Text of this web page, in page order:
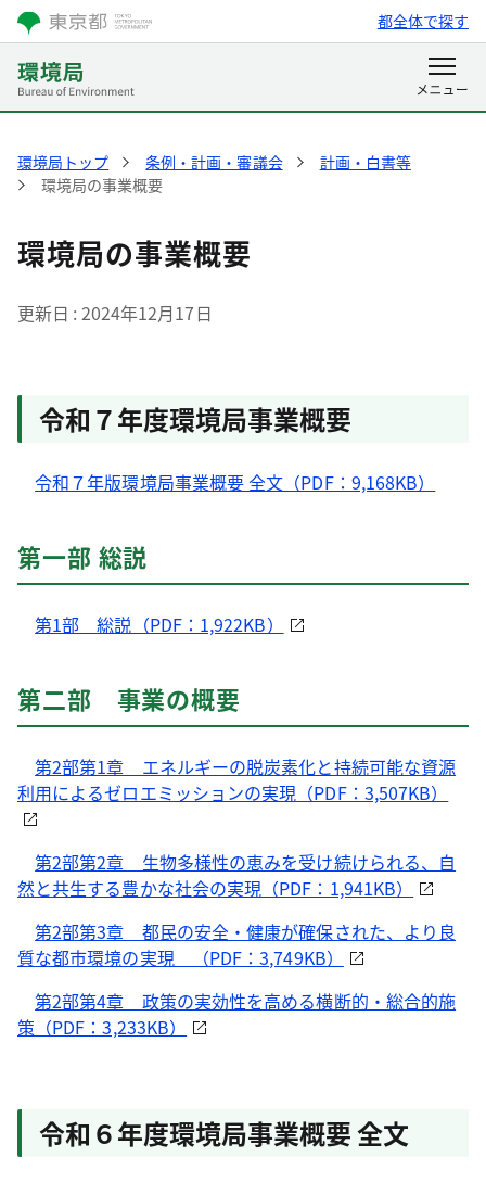
都全体で探す
環境局トップ 条例・計画・審議会
計画・白書等
環境局の事業概要
環境局の事業概要
更新日 2024年12月17日
令和７年度環境局事業概要
令和７年版環境局事業概要 全文（PDF：9,168KB）
第一部 総説
第1部 総説（PDF：1,922KB）
第二部 事業の概要
第2部第1章 エネルギーの脱炭素化と持続可能な資源
利用によるゼロエミッションの実現（PDF：3,507KB）
第2部第2章 生物多様性の恵みを受け続けられる、自
然と共生する豊かな社会の実現（PDF：1,941KB）
第2部第3章 都民の安全・健康が確保された、より良
質な都市環境の実現 （PDF：3,749KB）
第2部第4章 政策の実効性を高める横断的・総合的施
策（PDF：3,233KB）
令和６年度環境局事業概要 全文